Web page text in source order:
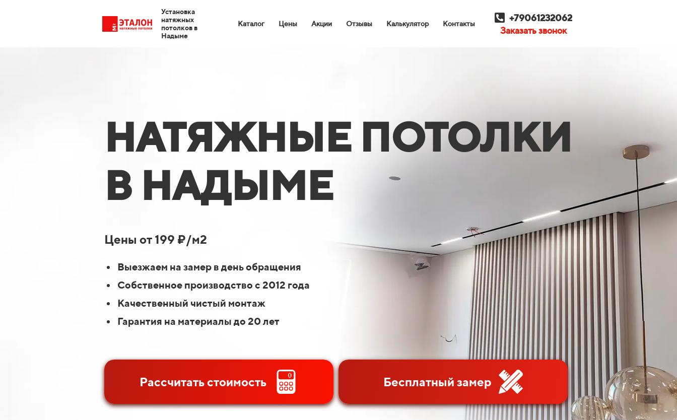
Установка
натяжных
потолков в
Надыме
Каталог Цены Акции Отзывы Калькулятор Контакты
+79061232062
Заказать звонок
НАТЯЖНЫЕ ПОТОЛКИ
В НАДЫМЕ
Цены от 199 ₽/м2
Выезжаем на замер в день обращения
Собственное производство с 2012 года
Качественный чистый монтаж
Гарантия на материалы до 20 лет
Рассчитать стоимость Бесплатный замер